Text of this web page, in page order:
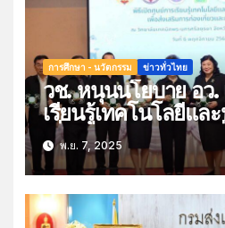
การศึกษา - นวัตกรรม ข่าวทั่วไทย
วช. หนุนนโยบาย อว.
เรียนรู้เทคโนโลยีแล
เพื่อส่งเสริมการท่องเ
การเกษตร ณ วิทยาลั
พระนครศรีอยุธยา
จ.พระนครศรีอยุธยา
พ.ย. 7, 2025